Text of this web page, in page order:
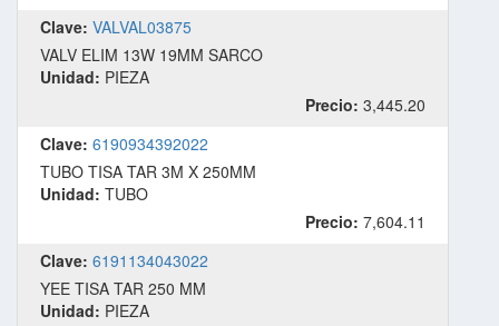
Clave: VALVAL03875
VALV ELIM 13W 19MM SARCO
Unidad: PIEZA
Precio: 3,445.20
Clave: 6190934392022
TUBO TISA TAR 3M X 250MM
Unidad: TUBO
Precio: 7,604.11
Clave: 6191134043022
YEE TISA TAR 250 MM
Unidad: PIEZA